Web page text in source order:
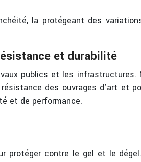
la protégeant des
et durabilité
publics et les
des ouvrages d’art et
et de performance.
protéger contre le gel et le